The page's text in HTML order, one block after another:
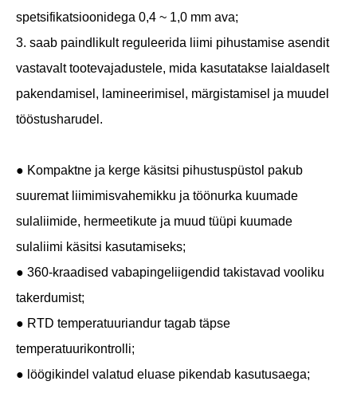
spetsifikatsioonidega 0,4 ~ 1,0 mm ava;
3. saab paindlikult reguleerida liimi pihustamise asendit
vastavalt tootevajadustele, mida kasutatakse laialdaselt
pakendamisel, lamineerimisel, märgistamisel ja muudel
tööstusharudel.
● Kompaktne ja kerge käsitsi pihustuspüstol pakub
suuremat liimimisvahemikku ja töönurka kuumade
sulaliimide, hermeetikute ja muud tüüpi kuumade
sulaliimi käsitsi kasutamiseks;
● 360-kraadised vabapingeliigendid takistavad vooliku
takerdumist;
● RTD temperatuuriandur tagab täpse
temperatuurikontrolli;
● löögikindel valatud eluase pikendab kasutusaega;